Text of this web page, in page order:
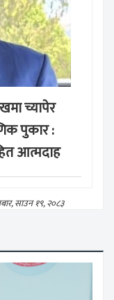
च्यापेर
पुकार :
आत्मदाह
साउन १९, २०८३